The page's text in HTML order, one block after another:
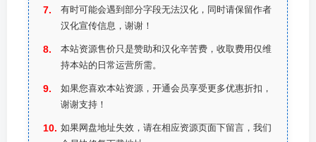
有时可能会遇到部分字段无法汉化，同时请保留作者
汉化宣传信息，谢谢！
本站资源售价只是赞助和汉化辛苦费，收取费用仅维
持本站的日常运营所需。
如果您喜欢本站资源，开通会员享受更多优惠折扣，
谢谢支持！
如果网盘地址失效，请在相应资源页面下留言，我们